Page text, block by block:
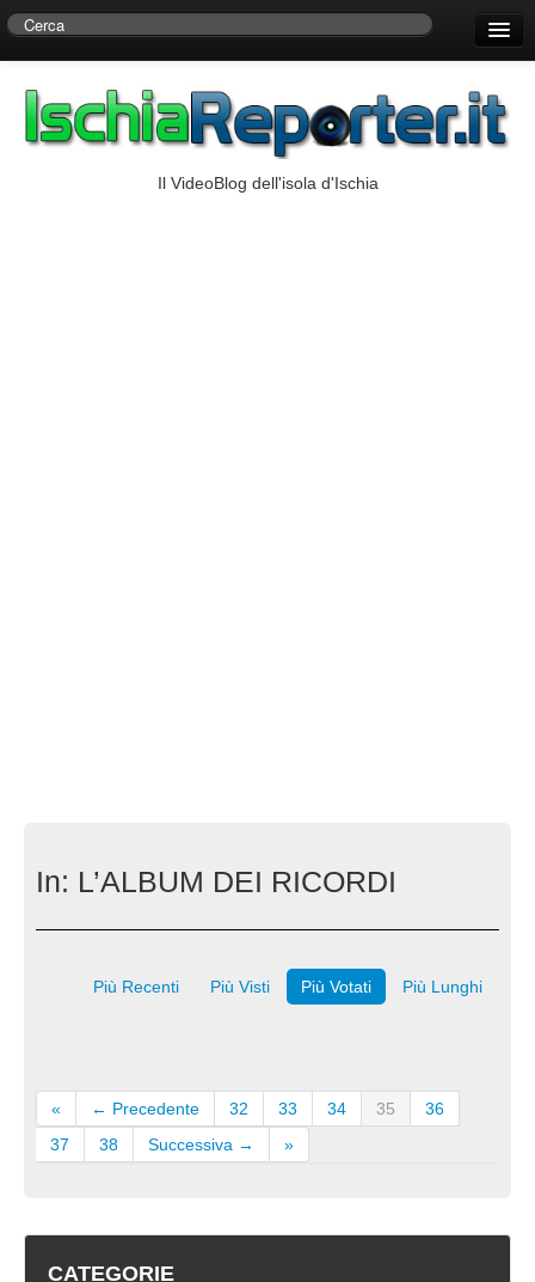
Centro di Ricerche Storiche D’Ambra
Il VideoBlog dell'isola d'Ischia
In: L’ALBUM DEI RICORDI
Più Recenti Più Visti Più Votati Più Lunghi
« ← Precedente 32 33 34 35
36
37
38 Successiva → »
CATEGORIE